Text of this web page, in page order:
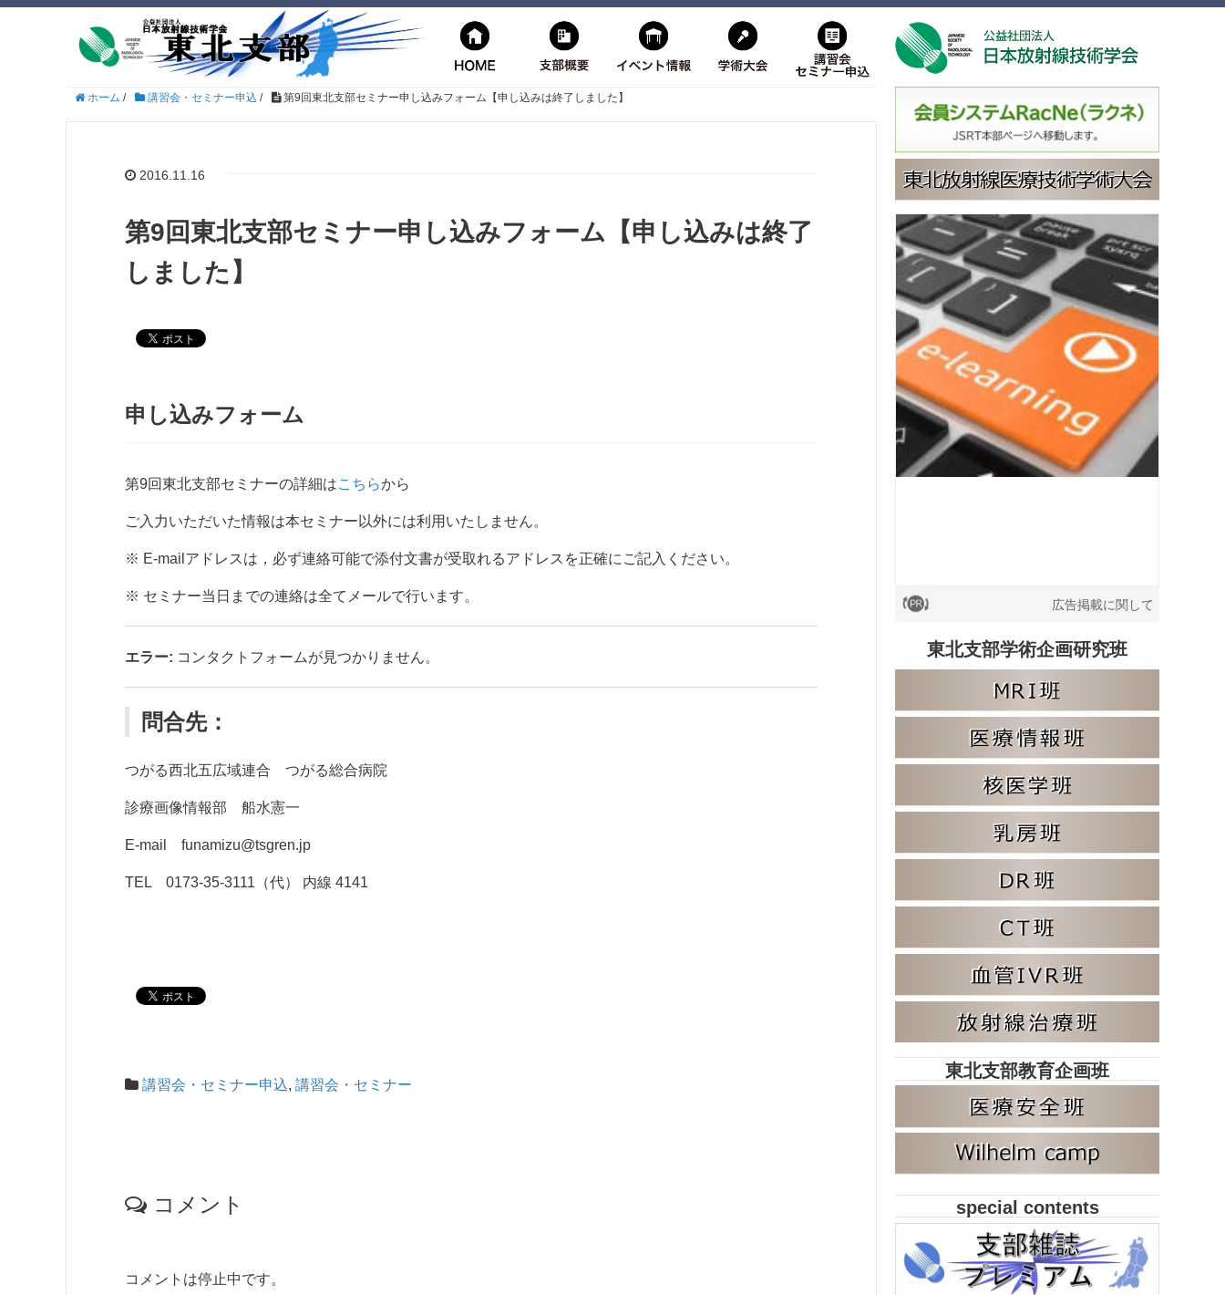
ホーム / 講習会・セミナー申込 / 第9回東北支部セミナー申し込みフォーム【申し込みは終了しました】
2016.11.16
第9回東北支部セミナー申し込みフォーム【申し込みは終了
しました】
申し込みフォーム
第9回東北支部セミナーの詳細はこちらから
ご入力いただいた情報は本セミナー以外には利用いたしません。
※ E-mailアドレスは，必ず連絡可能で添付文書が受取れるアドレスを正確にご記入ください。
※ セミナー当日までの連絡は全てメールで行います。
エラー: コンタクトフォームが見つかりません。
問合先：
つがる西北五広域連合 つがる総合病院
診療画像情報部 船水憲一
E-mail funamizu@tsgren.jp
TEL 0173-35-3111（代） 内線 4141
講習会・セミナー申込, 講習会・セミナー
コメント
コメントは停止中です。
広告掲載に関して
東北支部学術企画研究班
東北支部教育企画班
special contents